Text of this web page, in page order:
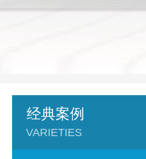
经典案例
VARIETIES